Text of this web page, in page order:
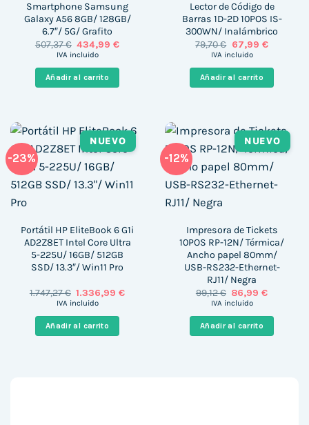
Smartphone Samsung
Galaxy A56 8GB/ 128GB/
6.7″/ 5G/ Grafito
507,37€ El
precio
era:
507,37 €.
434,99€El
es:
434,99 €.
IVA incluido
Añadir al carrito
Lector de Código de
Barras 1D-2D 10POS IS-
300WN/ Inalámbrico
79,70€ El
precio
era:
79,70 €.
67,99 €El
es:
67,99 €.
IVA incluido
Añadir al carrito
-23%
NUEVO
Portátil HP EliteBook 6 G1i
AD2Z8ET Intel Core Ultra
5-225U/ 16GB/ 512GB
SSD/ 13.3″/ Win11 Pro
1.747,27€ El
precio
era:
1.747,27 €.
1.336,99€El
IVA incluido
Añadir al carrito
-12%
NUEVO
Impresora de Tickets
10POS RP-12N/ Térmica/
Ancho papel 80mm/
USB-RS232-Ethernet-
RJ11/ Negra
99,12€ El
precio
era:
99,12 €.
86,99€El
es:
IVA incluido
Añadir al carrito